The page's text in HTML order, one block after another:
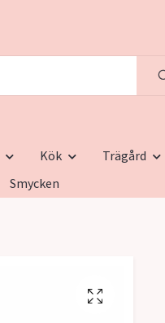
Kök Trägård
Smycken